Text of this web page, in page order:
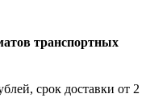
транспортных
срок доставки от 2